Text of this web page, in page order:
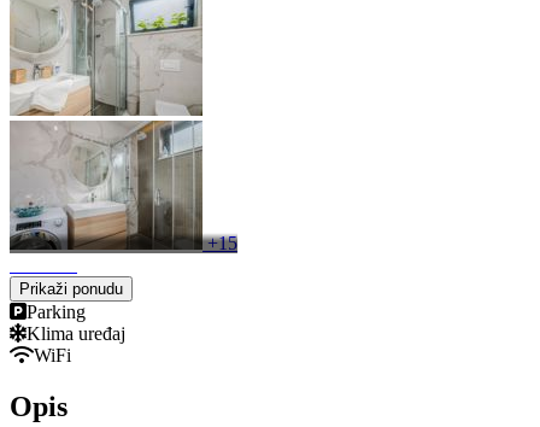
+15
Prikaži ponudu
Parking
Klima uređaj
WiFi
Opis